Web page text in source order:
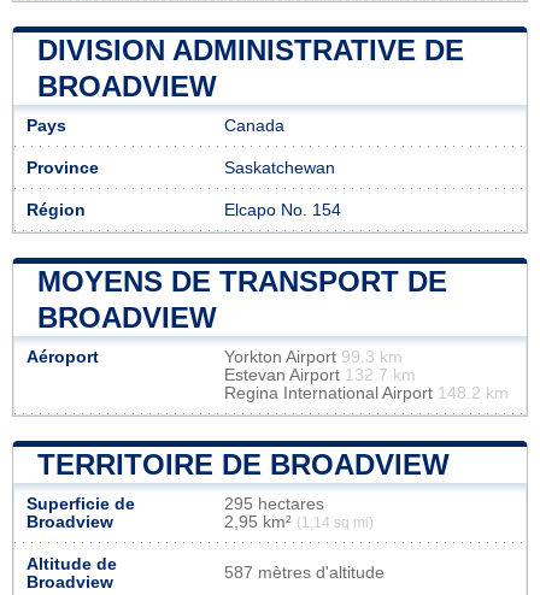
DIVISION ADMINISTRATIVE DE
BROADVIEW
Pays Canada
Province Saskatchewan
Région Elcapo No. 154
MOYENS DE TRANSPORT DE
BROADVIEW
Aéroport Yorkton Airport 99.3 km
Estevan Airport 132.7 km
Regina International Airport 148.2 km
TERRITOIRE DE BROADVIEW
Superficie de
Broadview
295 hectares
2,95 km² (1,14 sq mi)
Altitude de
Broadview
587 mètres d'altitude